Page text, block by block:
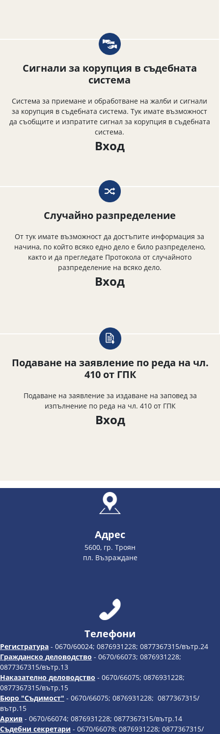
Сигнали за корупция в съдебната
система
Система за приемане и обработване на жалби и сигнали
за корупция в съдебната система. Тук имате възможност
да съобщите и изпратите сигнал за корупция в съдебната
система.
Вход
Случайно разпределение
От тук имате възможност да достъпите информация за
начина, по който всяко едно дело е било разпределено,
както и да прегледате Протокола от случайното
разпределение на всяко дело.
Вход
Подаване на заявление по реда на чл.
410 от ГПК
Подаване на заявление за издаване на заповед за
изпълнение по реда на чл. 410 от ГПК
Вход
Адрес
5600, гр. Троян
пл. Възраждане
Телефони
Регистратура - 0670/60024; 0876931228; 0877367315/вътр.24
Гражданско деловодство - 0670/66073; 0876931228;
0877367315/вътр.13
Наказателно деловодство - 0670/66075; 0876931228;
0877367315/вътр.15
Бюро "Съдимост" - 0670/66075; 0876931228; 0877367315/
вътр.15
Архив - 0670/66074; 0876931228; 0877367315/вътр.14
Съдебни секретари - 0670/66078; 0876931228; 0877367315/